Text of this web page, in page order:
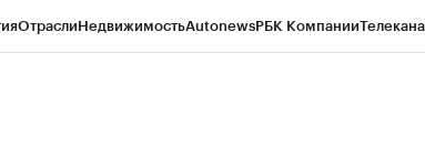
ОтраслиНедвижимостьAutonewsРБК Компании